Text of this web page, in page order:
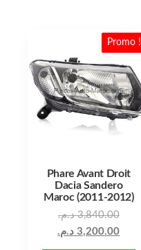
Promo !
Phare Avant Droit
Dacia Sandero
Maroc (2011-2012)
3,840.00 د.م.
3,200.00 د.م.